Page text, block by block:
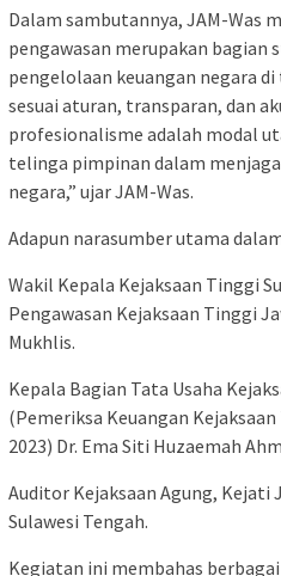
Dalam sambutannya, JAM-Was
pengawasan merupakan
pengelolaan keuangan negara
sesuai aturan, transparan, dan
profesionalisme adalah modal
telinga pimpinan dalam
negara,” ujar JAM-Was.
Adapun narasumber utama
Wakil Kepala Kejaksaan Tinggi
Pengawasan Kejaksaan Tinggi
Mukhlis.
Kepala Bagian Tata Usaha
(Pemeriksa Keuangan
2023) Dr. Ema Siti Huzaemah
Auditor Kejaksaan Agung, Kejati
Sulawesi Tengah.
Kegiatan ini membahas